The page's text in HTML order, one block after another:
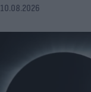
10.08.2026